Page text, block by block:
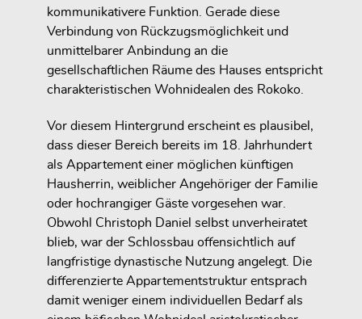
kommunikativere Funktion. Gerade diese
Verbindung von Rückzugsmöglichkeit und
unmittelbarer Anbindung an die
gesellschaftlichen Räume des Hauses entspricht
charakteristischen Wohnidealen des Rokoko.
Vor diesem Hintergrund erscheint es plausibel,
dass dieser Bereich bereits im 18. Jahrhundert
als Appartement einer möglichen künftigen
Hausherrin, weiblicher Angehöriger der Familie
oder hochrangiger Gäste vorgesehen war.
Obwohl Christoph Daniel selbst unverheiratet
blieb, war der Schlossbau offensichtlich auf
langfristige dynastische Nutzung angelegt. Die
differenzierte Appartementstruktur entsprach
damit weniger einem individuellen Bedarf als